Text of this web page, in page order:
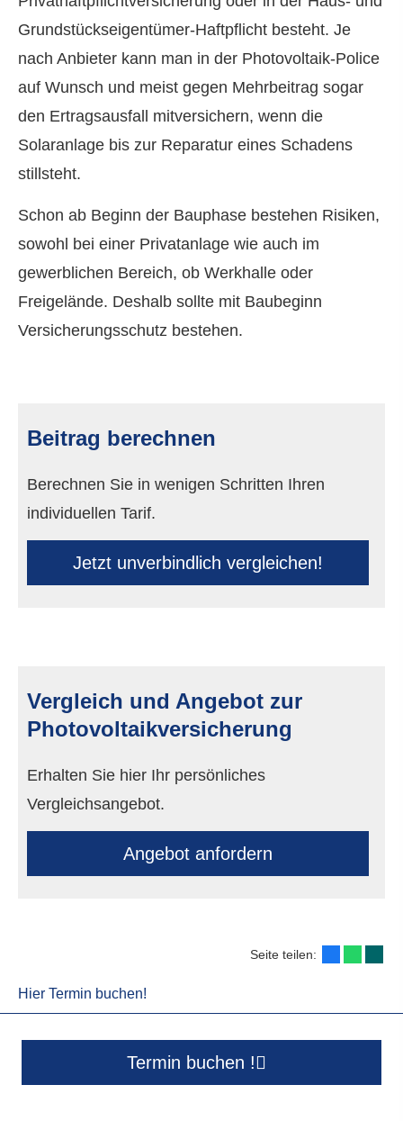
Grundstückseigentümer-Haft­pflicht besteht. Je
nach Anbieter kann man in der Photovoltaik-Police
auf Wunsch und meist gegen Mehrbeitrag sogar
den Ertragsausfall mitver­sichern, wenn die
Solaranlage bis zur Reparatur eines Schadens
stillsteht.
Schon ab Beginn der Bauphase bestehen Risiken,
sowohl bei einer Privatanlage wie auch im
gewerblichen Bereich, ob Werkhalle oder
Freigelände. Deshalb sollte mit Baubeginn
Versicherungsschutz bestehen.
Beitrag berechnen
Berechnen Sie in wenigen Schritten Ihren
individuellen Tarif.
Jetzt unverbindlich ver­gleichen!
Vergleich und Angebot zur
Photo­voltaik­ver­si­che­rung
Erhalten Sie hier Ihr persönliches
Vergleichsangebot.
An­ge­bot an­for­dern
Seite teilen:
Hier Termin buchen!
Termin buchen !